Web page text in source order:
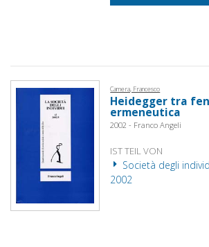
Camera, Francesco
Heidegger tra
ermeneutica
2002 - Franco Angeli
IST TEIL VON
Società degli
2002